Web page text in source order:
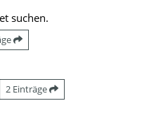
suchen.
2 Einträge